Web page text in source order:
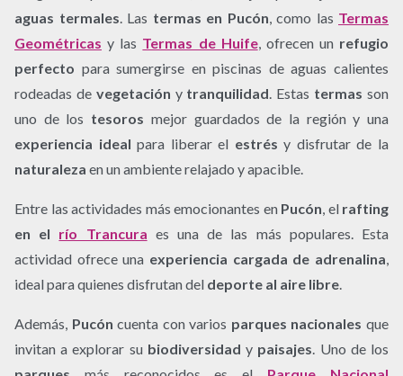
aguas termales. Las termas en Pucón, como las Termas
Geométricas y las Termas de Huife, ofrecen un refugio
perfecto para sumergirse en piscinas de aguas calientes
rodeadas de vegetación y tranquilidad. Estas termas son
uno de los tesoros mejor guardados de la región y una
experiencia ideal para liberar el estrés y disfrutar de la
naturaleza en un ambiente relajado y apacible.
Entre las actividades más emocionantes en Pucón, el rafting
en el río Trancura es una de las más populares. Esta
actividad ofrece una experiencia cargada de adrenalina,
ideal para quienes disfrutan del deporte al aire libre.
Además, Pucón cuenta con varios parques nacionales que
invitan a explorar su biodiversidad y paisajes. Uno de los